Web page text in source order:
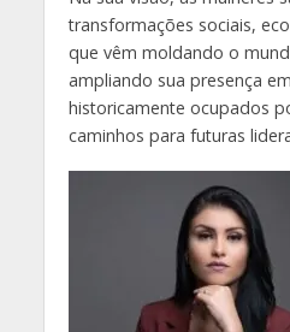
transformações sociais,
que vêm moldando o
ampliando sua presença
historicamente ocupados
caminhos para futuras